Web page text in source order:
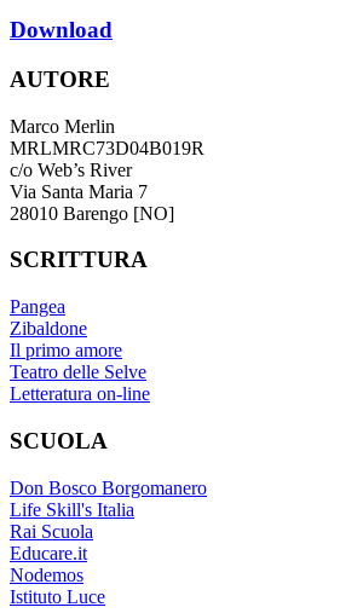
Download
AUTORE
Marco Merlin
MRLMRC73D04B019R
c/o Web’s River
Via Santa Maria 7
28010 Barengo [NO]
SCRITTURA
Pangea
Zibaldone
Il primo amore
Teatro delle Selve
Letteratura on-line
SCUOLA
Don Bosco Borgomanero
Life Skill's Italia
Rai Scuola
Educare.it
Nodemos
Istituto Luce